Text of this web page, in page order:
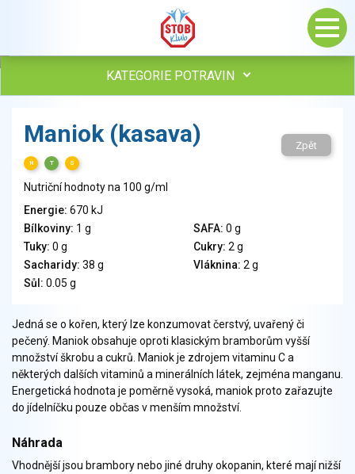
KATEGORIE POTRAVIN
Vejce
Mléko
Veganské a vegetariánské výrobky
Tuky
Obiloviny, mouka, cereální výrobky
Chléb, pečivo, křehké chleby, pufované výrobky
Ovoce
Ořechy, semena
Zelenina
Brambory, luštěniny, houby
Sladkosti, slané výrobky
Ochucovadla, přísady, sladidla
Sušené směsi
Maniok (kasava)
H T S
Zpět
Nutriční hodnoty na 100 g/ml
Energie: 670 kJ
Bílkoviny: 1 g SAFA: 0 g
Tuky: 0 g Cukry: 2 g
Sacharidy: 38 g Vláknina: 2 g
Sůl: 0.05 g
Jedná se o kořen, který lze konzumovat čerstvý, uvařený či
pečený. Maniok obsahuje oproti klasickým bramborům vyšší
množství škrobu a cukrů. Maniok je zdrojem vitaminu C a
některých dalších vitaminů a minerálních látek, zejména manganu.
Energetická hodnota je poměrně vysoká, maniok proto zařazujte
do jídelníčku pouze občas v menším množství.
Náhrada
Vhodnější jsou brambory nebo jiné druhy okopanin, které mají nižší